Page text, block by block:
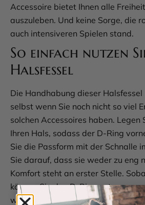
Accessoire bietet Ihnen alle
auszuleben. Und keine Sorge, die
auch intensiveren Spielen stand.
So einfach nutzen
Halsfessel
Die Handhabung dieser
selbst wenn Sie noch nicht so viel
solchen Accessoires haben. Legen
Ihren Hals, sodass der D-Ring
Sie die Passform mit der Schnalle
Sie darauf, dass sie weder zu eng
Komfort steht an erster Stelle.
können Sie den D-Ring nutzen, um
wie eine Leine oder eine Kette